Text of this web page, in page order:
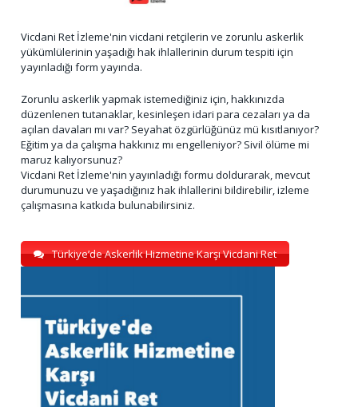
Vicdani Ret İzleme'nin vicdani retçilerin ve zorunlu askerlik
yükümlülerinin yaşadığı hak ihlallerinin durum tespiti için
yayınladığı form yayında.
Zorunlu askerlik yapmak istemediğiniz için, hakkınızda
düzenlenen tutanaklar, kesinleşen idari para cezaları ya da
açılan davaları mı var? Seyahat özgürlüğünüz mü kısıtlanıyor?
Eğitim ya da çalışma hakkınız mı engelleniyor? Sivil ölüme mi
maruz kalıyorsunuz?
Vicdani Ret İzleme'nin yayınladığı formu doldurarak, mevcut
durumunuzu ve yaşadığınız hak ihlallerini bildirebilir, izleme
çalışmasına katkıda bulunabilirsiniz.
Türkiye’de Askerlik Hizmetine Karşı Vicdani Ret